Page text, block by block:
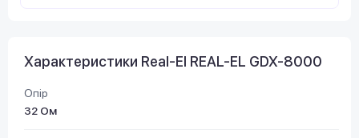
Характеристики Real-El REAL-EL GDX-8000
Опір
32 Ом